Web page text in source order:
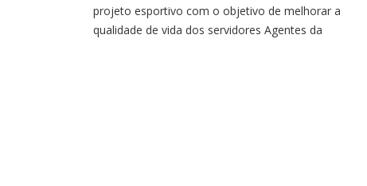
projeto esportivo com o objetivo de melhorar a
qualidade de vida dos servidores Agentes da